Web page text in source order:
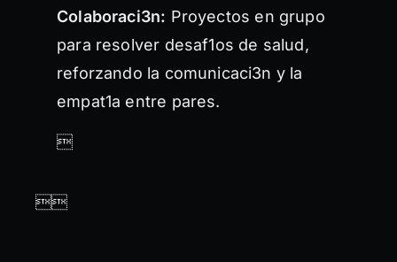
Colaboraci3n: Proyectos en grupo
para resolver desaf1os de salud,
reforzando la comunicaci3n y la
empat1a entre pares.

